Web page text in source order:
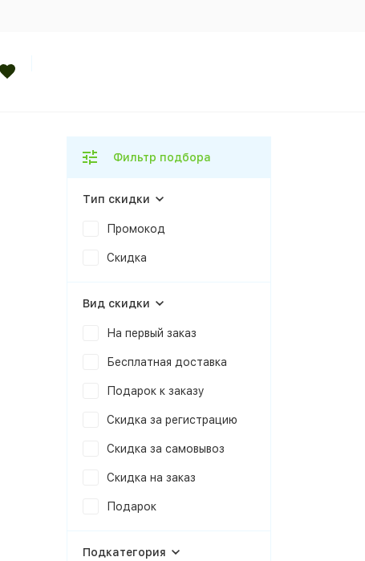
Фильтр подбора
Тип скидки
Промокод
Скидка
Вид скидки
На первый заказ
Бесплатная доставка
Подарок к заказу
Скидка за регистрацию
Скидка за самовывоз
Скидка на заказ
Подарок
Подкатегория